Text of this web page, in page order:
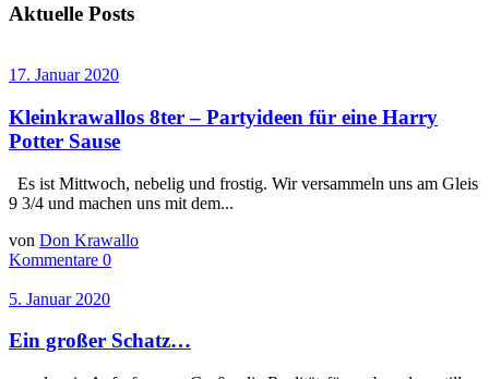
Aktuelle Posts
17. Januar 2020
Kleinkrawallos 8ter – Partyideen für eine Harry
Potter Sause
Es ist Mittwoch, nebelig und frostig. Wir versammeln uns am Gleis
9 3/4 und machen uns mit dem...
von Don Krawallo
Kommentare 0
5. Januar 2020
Ein großer Schatz…